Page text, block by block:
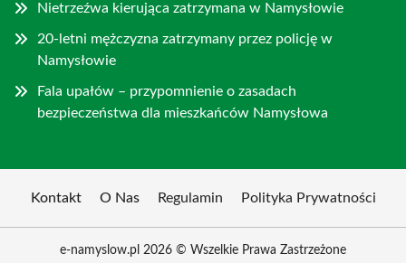
Nietrzeźwa kierująca zatrzymana w Namysłowie
20-letni mężczyzna zatrzymany przez policję w
Namysłowie
Fala upałów – przypomnienie o zasadach
bezpieczeństwa dla mieszkańców Namysłowa
Kontakt O Nas Regulamin Polityka Prywatności
e-namyslow.pl 2026 © Wszelkie Prawa Zastrzeżone